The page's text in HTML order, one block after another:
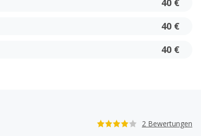
40 €
40 €
40 €
2 Bewertungen